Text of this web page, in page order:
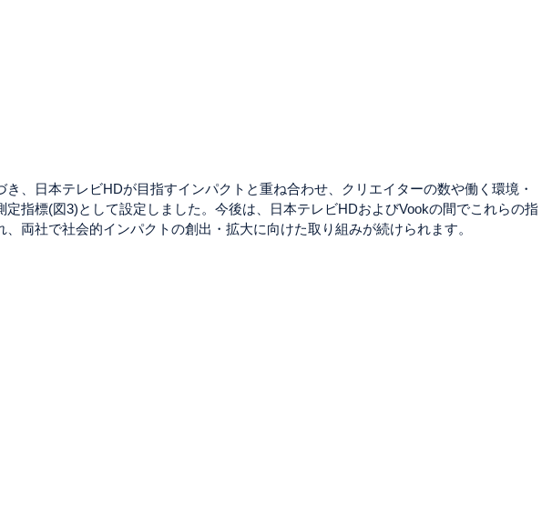
き、日本テレビHDが目指すインパクトと重ね合わせ、クリエイターの数や働く環境・
定指標(図3)として設定しました。今後は、日本テレビHDおよびVookの間でこれらの指
両社で社会的インパクトの創出・拡大に向けた取り組みが続けられます。